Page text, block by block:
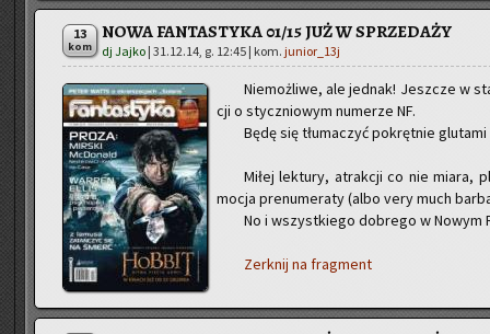
13
kom
NOWA FANTASTYKA 01/15 JUŻ W SPRZEDAŻY
dj Jajko | 31.12.14, g. 12:45 | kom. junior_13j
Nie­moż­li­we, ale jed­nak! Jesz­cze w
cji o stycz­nio­wym nu­me­rze NF.
Będę się tłu­ma­czyć po­kręt­nie glu­ta­mi
Miłej lek­tu­ry, atrak­cji co nie miara,
mo­cja pre­nu­me­ra­ty (albo very much
No i wszyst­kie­go do­bre­go w Nowym
Zer­k­nij na frag­ment